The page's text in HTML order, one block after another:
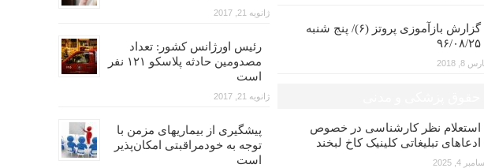
گزارش بازآموزی پروتز (۶)/ پنج شنبه
۹۶/۰۸/۲۵
8, 2018
استعلام نظر کارشناسی در خصوص
ادعاهای تبلیغاتی کلینیک کاخ لبخند
4, 2025
ژانویه 21, 2017
رئیس اورژانس کشور: تعداد
مصدومین حادثه پلاسکو ۱۲۱ نفر
است
ژانویه 21, 2017
پیشگیری از بیماریهای مزمن با
توجه به خودمراقبتی امکان‌پذیر
است